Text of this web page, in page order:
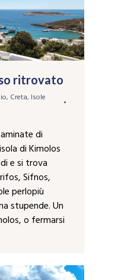
ritrovato
, Creta, Isole
di
di Kimolos
e si trova
Sifnos,
perlopiù
stupende. Un
o fermarsi